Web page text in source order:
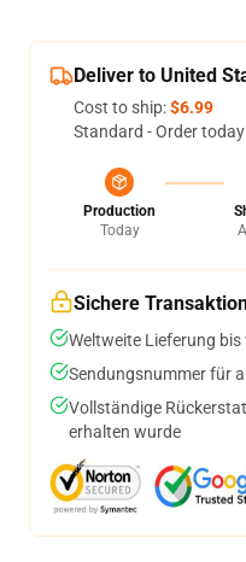
Deliver to United
Cost to ship:$6.99
Standard - Order
Production
Today
Sichere
Weltweite Lieferung bis
Sendungsnummer für
Vollständige
erhalten wurde